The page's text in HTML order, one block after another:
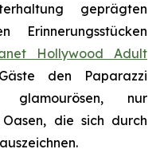
geprägten
Erinnerungsstücken
Hollywood Adult
den Paparazzi
nur
Oasen, die sich durch